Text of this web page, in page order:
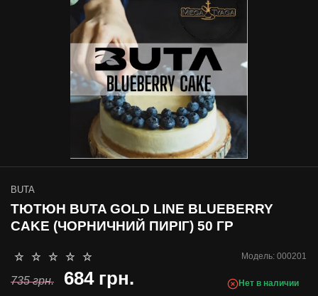
Модель: 000201
BUTA
ТЮТЮН BUTA GOLD LINE BLUEBERRY
CAKE (ЧОРНИЧНИЙ ПИРІГ) 50 ГР
Нет в наличии
735 грн. 684 грн.